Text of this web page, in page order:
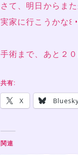
さて、明日からま
実家に行こうかな꒰
手術まで、あと２０
共有:
X
関連